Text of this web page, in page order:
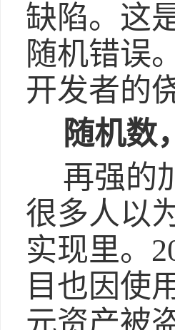
缺陷。这
随机错误
开发者的
随机数
再强的
很多人以
实现里。
目也因使